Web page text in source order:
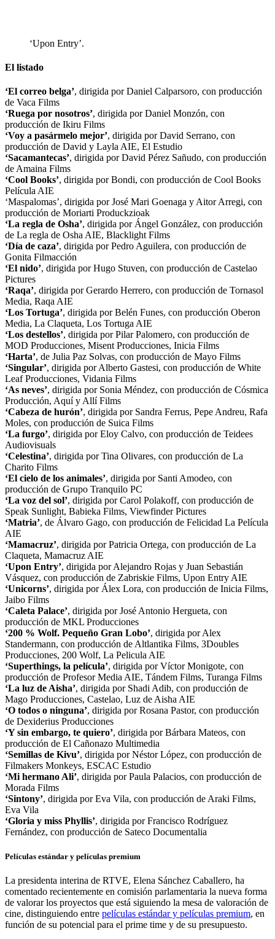
‘Upon Entry’.
El listado
‘El correo belga’, dirigida por Daniel Calparsoro, con producción
de Vaca Films
‘Ruega por nosotros’, dirigida por Daniel Monzón, con
producción de Ikiru Films
‘Voy a pasármelo mejor’, dirigida por David Serrano, con
producción de David y Layla AIE, El Estudio
‘Sacamantecas’, dirigida por David Pérez Sañudo, con producción
de Amaina Films
‘Cool Books’, dirigida por Bondi, con producción de Cool Books
Película AIE
‘Maspalomas’, dirigida por José Mari Goenaga y Aitor Arregi, con
producción de Moriarti Produckzioak
‘La regla de Osha’, dirigida por Ángel González, con producción
de La regla de Osha AIE, Blacklight Films
‘Día de caza’, dirigida por Pedro Aguilera, con producción de
Gonita Filmacción
‘El nido’, dirigida por Hugo Stuven, con producción de Castelao
Pictures
‘Raqa’, dirigida por Gerardo Herrero, con producción de Tornasol
Media, Raqa AIE
‘Los Tortuga’, dirigida por Belén Funes, con producción Oberon
Media, La Claqueta, Los Tortuga AIE
‘Los destellos’, dirigida por Pilar Palomero, con producción de
MOD Producciones, Misent Producciones, Inicia Films
‘Harta’, de Julia Paz Solvas, con producción de Mayo Films
‘Singular’, dirigida por Alberto Gastesi, con producción de White
Leaf Producciones, Vidania Films
‘As neves’, dirigida por Sonia Méndez, con producción de Cósmica
Producción, Aquí y Allí Films
‘Cabeza de hurón’, dirigida por Sandra Ferrus, Pepe Andreu, Rafa
Moles, con producción de Suica Films
‘La furgo’, dirigida por Eloy Calvo, con producción de Teidees
Audiovisuals
‘Celestina’, dirigida por Tina Olivares, con producción de La
Charito Films
‘El cielo de los animales’, dirigida por Santi Amodeo, con
producción de Grupo Tranquilo PC
‘La voz del sol’, dirigida por Carol Polakoff, con producción de
Speak Sunlight, Babieka Films, Viewfinder Pictures
‘Matria’, de Álvaro Gago, con producción de Felicidad La Película
AIE
‘Mamacruz’, dirigida por Patricia Ortega, con producción de La
Claqueta, Mamacruz AIE
‘Upon Entry’, dirigida por Alejandro Rojas y Juan Sebastián
Vásquez, con producción de Zabriskie Films, Upon Entry AIE
‘Unicorns’, dirigida por Álex Lora, con producción de Inicia Films,
Jaibo Films
‘Caleta Palace’, dirigida por José Antonio Hergueta, con
producción de MKL Producciones
‘200 % Wolf. Pequeño Gran Lobo’, dirigida por Alex
Standermann, con producción de Altlantika Films, 3Doubles
Producciones, 200 Wolf, La Pelicula AIE
‘Superthings, la película’, dirigida por Víctor Monigote, con
producción de Profesor Media AIE, Tándem Films, Turanga Films
‘La luz de Aisha’, dirigida por Shadi Adib, con producción de
Mago Producciones, Castelao, Luz de Aisha AIE
‘O todos o ninguna’, dirigida por Rosana Pastor, con producción
de Dexiderius Producciones
‘Y sin embargo, te quiero’, dirigida por Bárbara Mateos, con
producción de El Cañonazo Multimedia
‘Semillas de Kivu’, dirigida por Néstor López, con producción de
Filmakers Monkeys, ESCAC Estudio
‘Mi hermano Ali’, dirigida por Paula Palacios, con producción de
Morada Films
‘Sintony’, dirigida por Eva Vila, con producción de Araki Films,
Eva Vila
‘Gloria y miss Phyllis’, dirigida por Francisco Rodríguez
Fernández, con producción de Sateco Documentalia
Películas estándar y películas premium
La presidenta interina de RTVE, Elena Sánchez Caballero, ha
comentado recientemente en comisión parlamentaria la nueva forma
de valorar los proyectos que está siguiendo la mesa de valoración de
cine, distinguiendo entre películas estándar y películas premium, en
función de su potencial para el prime time y de su presupuesto.